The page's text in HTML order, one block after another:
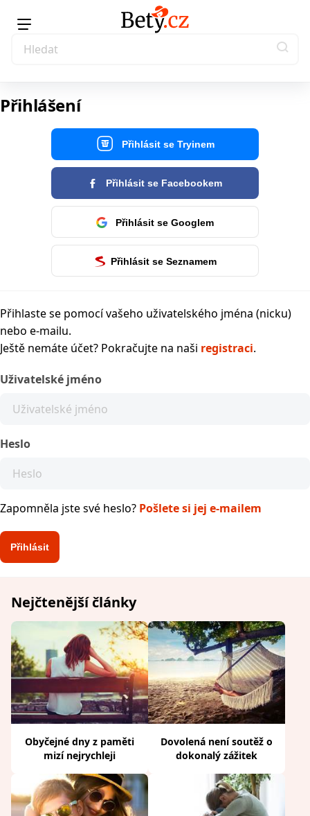
Přihlášení
Přihlásit se Tryinem
Přihlásit se Facebookem
Přihlásit se Googlem
Přihlásit se Seznamem
Přihlaste se pomocí vašeho uživatelského jména (nicku)
nebo e-mailu.
Ještě nemáte účet? Pokračujte na naši registraci.
Uživatelské jméno
Heslo
Zapomněla jste své heslo? Pošlete si jej e-mailem
Nejčtenější články
Obyčejné dny z paměti
mizí nejrychleji
Dovolená není soutěž o
dokonalý zážitek